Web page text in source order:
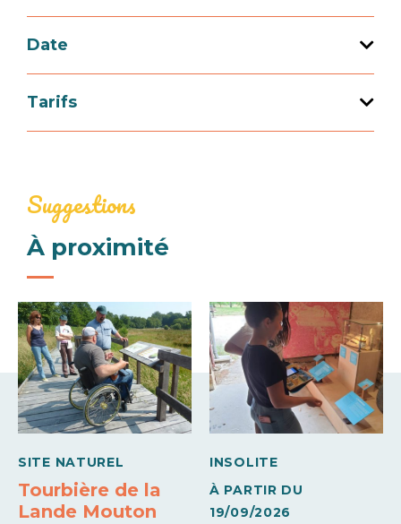
Date
14h00 à
Tarifs
13€
Tarif enfant (De 5 à 7 ans)
10€
Suggestions
À proximité
SITE NATUREL
Tourbière de la
Lande Mouton
INSOLITE
À PARTIR DU
19/09/2026